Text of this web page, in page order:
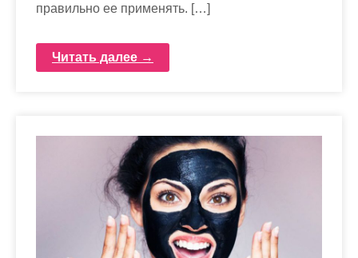
правильно ее применять. […]
Читать далее →